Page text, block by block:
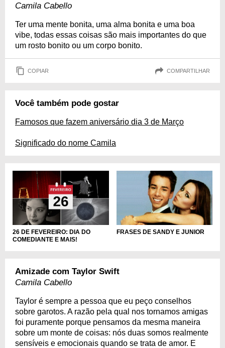
Camila Cabello
Ter uma mente bonita, uma alma bonita e uma boa
vibe, todas essas coisas são mais importantes do que
um rosto bonito ou um corpo bonito.
COPIAR COMPARTILHAR
Você também pode gostar
Famosos que fazem aniversário dia 3 de Março
Significado do nome Camila
26 DE FEVEREIRO: DIA DO
COMEDIANTE E MAIS!
FRASES DE SANDY E JUNIOR
Amizade com Taylor Swift
Camila Cabello
Taylor é sempre a pessoa que eu peço conselhos
sobre garotos. A razão pela qual nos tornamos amigas
foi puramente porque pensamos da mesma maneira
sobre um monte de coisas: nós duas somos realmente
sensíveis e emocionais quando se trata de amor. E